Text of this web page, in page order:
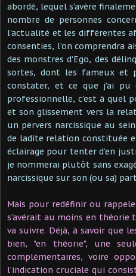
abordé, lequel s’avère
nombre de personnes
l’actualité et les différentes
consenties, l’on comprendra
des monstres d’Ego, des
sortes, dont les fameux et
constater, et ce que j’ai pu
professionnelle, c’est à quel
et son glissement vers la
un pervers narcissique au
de ladite relation constituée
éclairage pour tenter d’en
je nommerai plutôt sans
narcissique sur son (ou sa)
Mais pour redéfinir ou
s’avérait au moins en
va suivre. Déjà, à savoir que
bien, "en théorie", une
complémentaires, voire
l’indication cruciale qui